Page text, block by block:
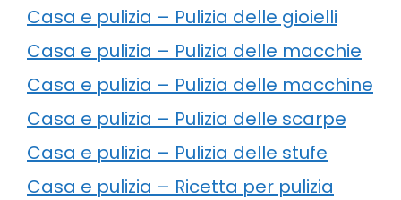
Casa e pulizia – Pulizia delle gioielli
Casa e pulizia – Pulizia delle macchie
Casa e pulizia – Pulizia delle macchine
Casa e pulizia – Pulizia delle scarpe
Casa e pulizia – Pulizia delle stufe
Casa e pulizia – Ricetta per pulizia